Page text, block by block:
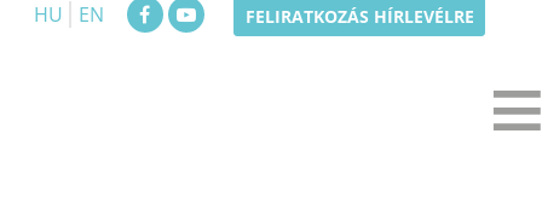
HU
EN FELIRATKOZÁS HÍRLEVÉLRE